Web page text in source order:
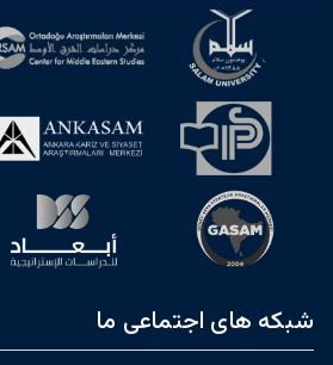
شبکه های اجتماعی ما